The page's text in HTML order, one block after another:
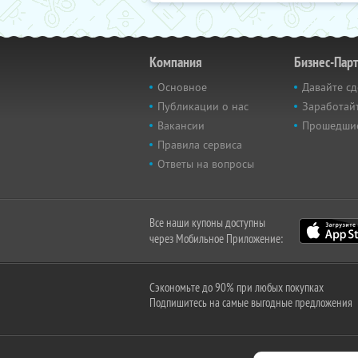
Компания
Основное
Публикации о нас
Вакансии
Правила сервиса
Ответы на вопросы
Бизнес-
Давайте
Все наши купоны доступны
через Мобильное Приложение:
Сэкономьте до 90% при любых покупках
Подпишитесь на самые выгодные предложения